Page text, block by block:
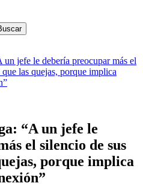
jefe le debería preocupar más el
las quejas, porque implica
“A un jefe le
el silencio de sus
porque implica